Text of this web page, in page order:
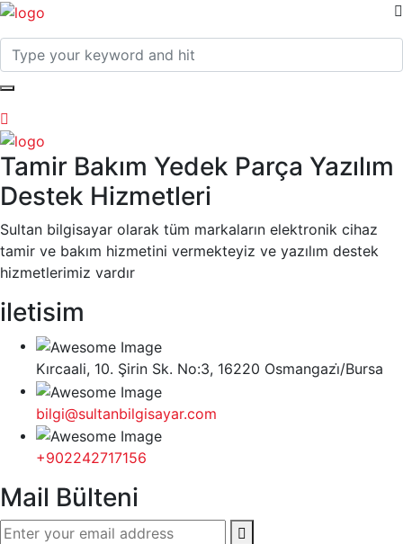
Tamir Bakım Yedek Parça Yazılım
Destek Hizmetleri
Sultan bilgisayar olarak tüm markaların elektronik cihaz
tamir ve bakım hizmetini vermekteyiz ve yazılım destek
hizmetlerimiz vardır
iletisim
Kırcaali, 10. Şirin Sk. No:3, 16220 Osmangazi̇/Bursa
bilgi@sultanbilgisayar.com
+902242717156
Mail Bülteni